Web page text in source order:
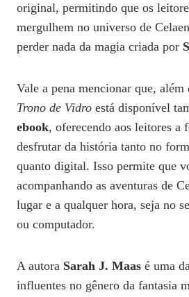
original, permitindo que os
mergulhem no universo de
perder nada da magia criada por
Vale a pena mencionar que,
Trono de Vidro está disponível
ebook, oferecendo aos leitores a
desfrutar da história tanto no
quanto digital. Isso permite que
acompanhando as aventuras de
lugar e a qualquer hora, seja no
ou computador.
A autora Sarah J. Maas é uma
influentes no gênero da fantasia